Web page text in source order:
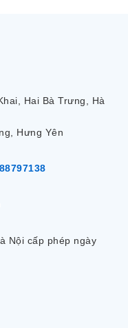
Hai Bà Trưng, Hà
Hưng Yên
Nội cấp phép ngày